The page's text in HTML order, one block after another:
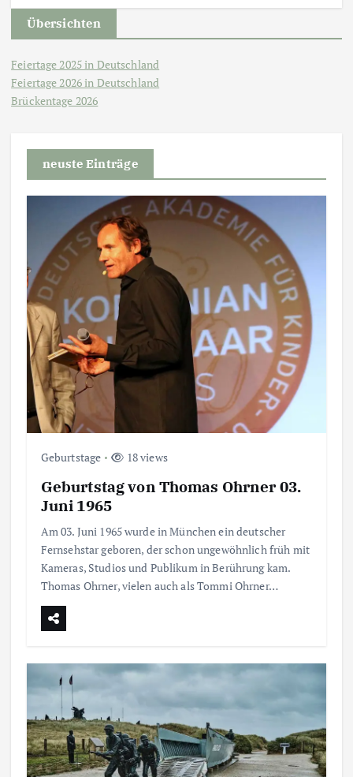
Übersichten
Feiertage 2025 in Deutschland
Feiertage 2026 in Deutschland
Brückentage 2026
neuste Einträge
Geburtstage 18 views
Geburtstag von Thomas Ohrner 03.
Juni 1965
Am 03. Juni 1965 wurde in München ein deutscher
Fernsehstar geboren, der schon ungewöhnlich früh mit
Kameras, Studios und Publikum in Berührung kam.
Thomas Ohrner, vielen auch als Tommi Ohrner…